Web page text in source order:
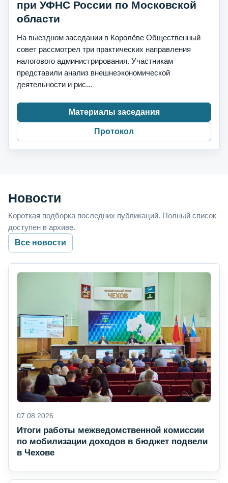
при УФНС России по Московской
области
На выездном заседании в Королёве Общественный
совет рассмотрел три практических направления
налогового администрирования. Участникам
представили анализ внешнеэкономической
деятельности и рис...
Материалы заседания
Протокол
Новости
Короткая подборка последних публикаций. Полный список
доступен в архиве.
Все новости
07.08.2026
Итоги работы межведомственной комиссии
по мобилизации доходов в бюджет подвели
в Чехове